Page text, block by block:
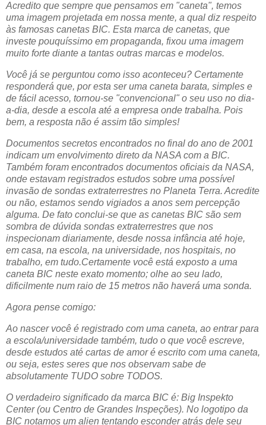
Acredito que sempre que pensamos em "caneta", temos
uma imagem projetada em nossa mente, a qual diz respeito
às famosas canetas BIC. Esta marca de canetas, que
investe pouquíssimo em propaganda, fixou uma imagem
muito forte diante a tantas outras marcas e modelos.
Você já se perguntou como isso aconteceu? Certamente
responderá que, por esta ser uma caneta barata, simples e
de fácil acesso, tornou-se "convencional" o seu uso no dia-
a-dia, desde a escola até a empresa onde trabalha. Pois
bem, a resposta não é assim tão simples!
Documentos secretos encontrados no final do ano de 2001
indicam um envolvimento direto da NASA com a BIC.
Também foram encontrados documentos oficiais da NASA,
onde estavam registrados estudos sobre uma possível
invasão de sondas extraterrestres no Planeta Terra. Acredite
ou não, estamos sendo vigiados a anos sem percepção
alguma. De fato conclui-se que as canetas BIC são sem
sombra de dúvida sondas extraterrestres que nos
inspecionam diariamente, desde nossa infância até hoje,
em casa, na escola, na universidade, nos hospitais, no
trabalho, em tudo.Certamente você está exposto a uma
caneta BIC neste exato momento; olhe ao seu lado,
dificilmente num raio de 15 metros não haverá uma sonda.
Agora pense comigo:
Ao nascer você é registrado com uma caneta, ao entrar para
a escola/universidade também, tudo o que você escreve,
desde estudos até cartas de amor é escrito com uma caneta,
ou seja, estes seres que nos observam sabe de
absolutamente TUDO sobre TODOS.
O verdadeiro significado da marca BIC é: Big Inspekto
Center (ou Centro de Grandes Inspeções). No logotipo da
BIC notamos um alien tentando esconder atrás dele seu